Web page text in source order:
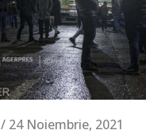
/ 24 Noiembrie, 2021